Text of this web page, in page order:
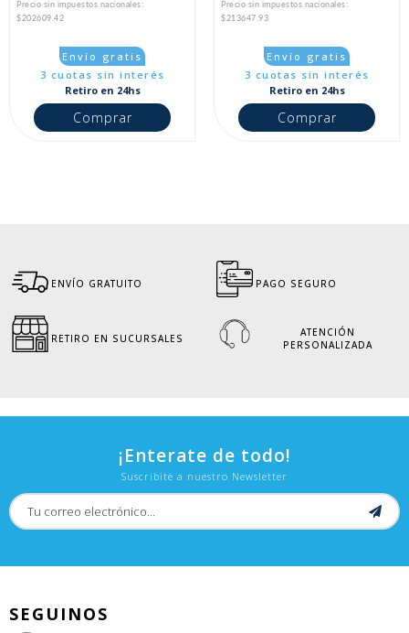
Precio sin impuestos nacionales:
$202609.42
Envío gratis
3 cuotas sin interés
Retiro en 24hs
Comprar
Precio sin impuestos nacionales:
$213647.93
Envío gratis
3 cuotas sin interés
Retiro en 24hs
Comprar
ENVÍO GRATUITO PAGO SEGURO
RETIRO EN SUCURSALES
ATENCIÓN
PERSONALIZADA
¡Enterate de todo!
Suscribite a nuestro Newsletter
SEGUINOS